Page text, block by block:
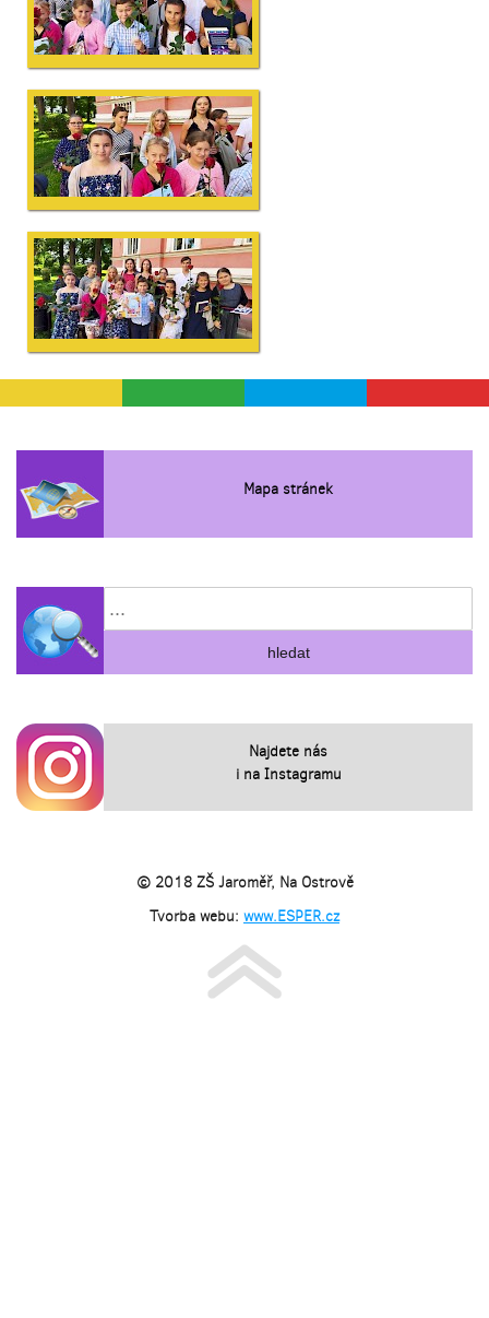
Mapa stránek
Najdete nás
i na Instagramu
© 2018 ZŠ Jaroměř, Na Ostrově
Tvorba webu: www.ESPER.cz